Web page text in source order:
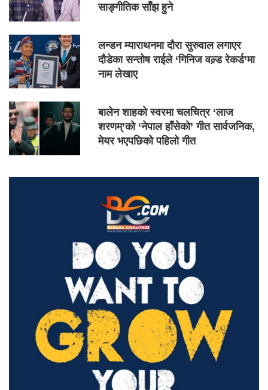
साङ्गीतिक साँझ हुने
लन्डन म्याराथनमा दौरा सुरुवाल लगाएर
दौडेका सन्तोष राईले ‘गिनिज वल्र्ड रेकर्ड’मा
नाम लेखाए
बालेन शाहको स्वरमा चलचित्र ‘लाज
शरणम्’को ‘नेपाल हाँसेको’ गीत सार्वजनिक,
मेयर भएपछिको पहिलो गीत